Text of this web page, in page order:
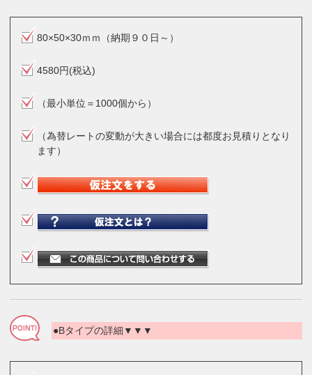
80×50×30ｍｍ（納期９０日～）
4580円(税込)
（最小単位＝1000個から）
（為替レートの変動が大きい場合には都度お見積りとなり
ます）
●Bタイプの詳細▼▼▼